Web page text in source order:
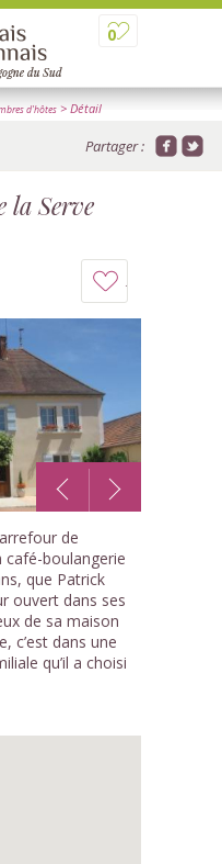
0
d'hôtes > Détail
Partager :
la Serve
à
1
de
café-boulangerie
que Patrick
ouvert dans ses
de sa maison
c’est dans une
qu’il a choisi